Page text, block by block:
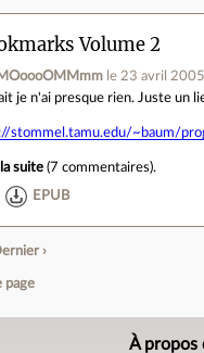
Volume 2
le 23 avril
je n'ai presque rien. Juste un
stommel.tamu.edu/~baum/
suite (7 commentaires).
EPUB
›
page
À propos